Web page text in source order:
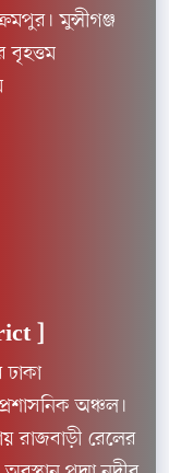
মুন্সীগঞ্জ
]
ঢাকা
অঞ্চল।
রাজবাড়ী রেলের